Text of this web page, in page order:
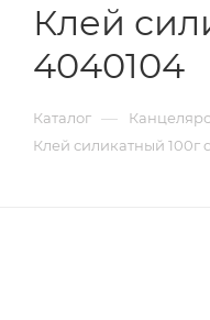
Клей
4040104
Каталог —
Клей силикатный 100г